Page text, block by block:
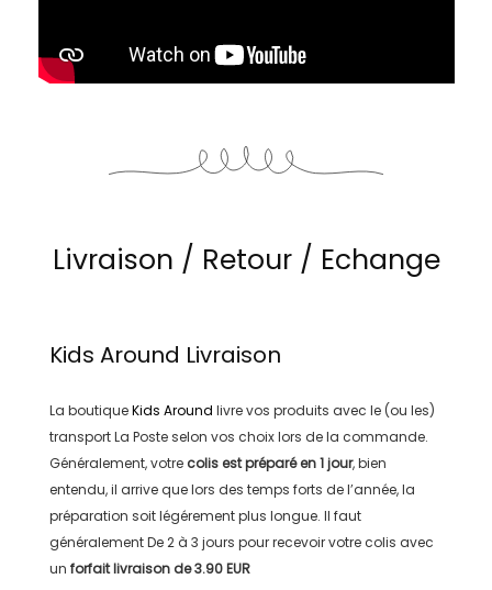
Livraison / Retour / Echange
Kids Around Livraison
La boutiqueKids Around livre vos produits avec le (ou les)
transportLa Posteselon vos choix lors de la commande.
Généralement, votre colis est préparé en1 jour, bien
entendu, il arrive que lors des temps forts de l’année, la
préparation soit légérement plus longue. Il faut
généralementDe 2 à 3 jours pour recevoir votre colis avec
un forfait livraison de3.90 EUR